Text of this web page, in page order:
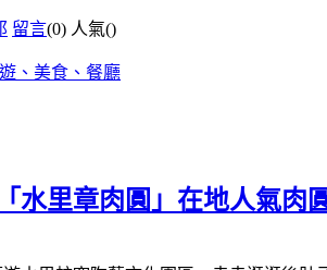
留言(0) 人氣()
、美食、餐廳
水里章肉圓」在地人氣肉